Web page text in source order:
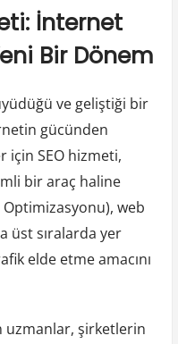
İnternet
Bir Dönem
ve geliştiği bir
gücünden
için SEO hizmeti,
bir araç haline
web
üst sıralarda yer
elde etme amacını
uzmanlar, şirketlerin